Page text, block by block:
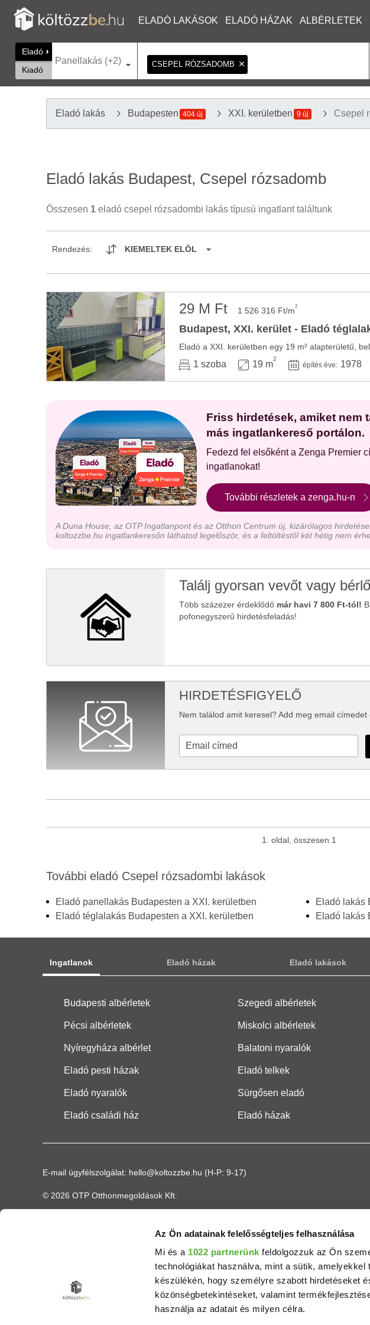
Az Ön adatainak felelősségteljes felhasználása
Mi és a 1022 partnerünk feldolgozzuk az Ön
technológiákat használva, mint a sütik,
készülékén, hogy személyre szabott hirdetéseket
közönségbetekintéseket, valamint
használja az adatait és milyen célra.
ELADÓ LAKÁSOK ELADÓ HÁZAK ALBÉRLETEK
Eladó
Kiadó
Panellakás (+2) CSEPEL RÓZSADOMB
Eladó lakás Budapesten 404 új XXI. kerületben 9 új Csepel
Eladó lakás Budapest, Csepel rózsadomb
Összesen 1 eladó csepel rózsadombi lakás típusú ingatlant találtunk
Rendezés: KIEMELTEK ELÖL
29 M Ft 1 526 316 Ft/m2
Budapest, XXI. kerület - Eladó
Eladó a XXI. kerületben egy 19 m² alapterületű,
1 szoba 19 m
2
építés éve: 1978
Friss hirdetések, amiket nem
más ingatlankereső portálon.
Fedezd fel elsőként a Zenga Premier
ingatlanokat!
További részletek a zenga.hu-n
A Duna House, az OTP Ingatlanpont és az Otthon Centrum új, kizárólagos
koltozzbe.hu ingatlankeresőn láthatod legelőször, és a feltöltéstől két hétig nem
Találj gyorsan vevőt vagy
Több százezer érdeklődő már havi 7 800 Ft-tól!
pofonegyszerű hirdetésfeladás!
HIRDETÉSFIGYELŐ
Nem találod amit keresel? Add meg email
1. oldal, összesen 1
További eladó Csepel rózsadombi lakások
Eladó panellakás Budapesten a XXI. kerületben
Eladó téglalakás Budapesten a XXI. kerületben
Eladó lakás
Eladó lakás
Ingatlanok Eladó házak Eladó lakások
Budapesti albérletek Szegedi albérletek
Pécsi albérletek Miskolci albérletek
Nyíregyháza albérlet Balatoni nyaralók
Eladó pesti házak Eladó telkek
Eladó nyaralók Sürgősen eladó
Eladó családi ház Eladó házak
E-mail ügyfélszolgálat: hello@koltozzbe.hu (H-P: 9-17)
© 2026 OTP Otthonmegoldások Kft.